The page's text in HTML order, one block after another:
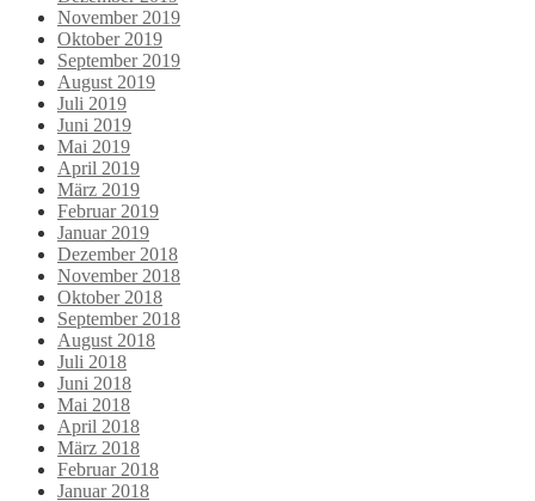
November 2019
Oktober 2019
September 2019
August 2019
Juli 2019
Juni 2019
Mai 2019
April 2019
März 2019
Februar 2019
Januar 2019
Dezember 2018
November 2018
Oktober 2018
September 2018
August 2018
Juli 2018
Juni 2018
Mai 2018
April 2018
März 2018
Februar 2018
Januar 2018